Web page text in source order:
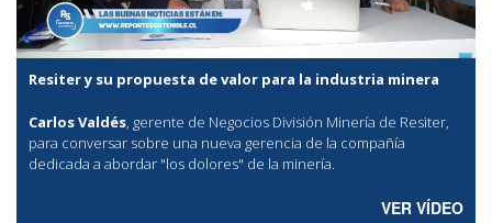
Resiter y su propuesta de valor para la industria minera
Carlos Valdés, gerente de Negocios División Minería de Resiter,
para conversar sobre una nueva gerencia de la compañía
dedicada a abordar "los dolores" de la minería.
VER VÍDEO